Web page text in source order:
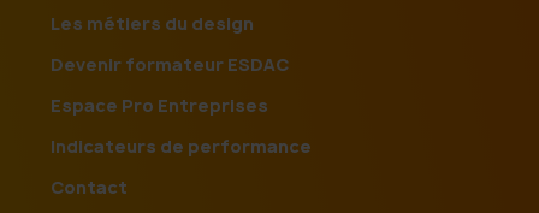
Les métiers du design
Devenir formateur ESDAC
Espace Pro Entreprises
Indicateurs de performance
Contact